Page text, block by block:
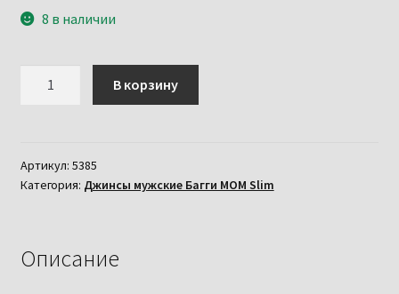
8 в наличии
молодіжні
джинси
кольору
В корзину
Артикул: 5385
Категория: Джинсы мужские Багги МОМ Slim
Описание